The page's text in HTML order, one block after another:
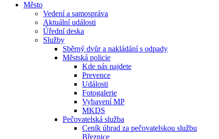
Město
Vedení a samospráva
Aktuální události
Úřední deska
Služby
Sběrný dvůr a nakládání s odpady
Městská policie
Kde nás najdete
Prevence
Události
Fotogalerie
Vybavení MP
MKDS
Pečovatelská služba
Ceník úhrad za pečovatelskou službu
Březnice